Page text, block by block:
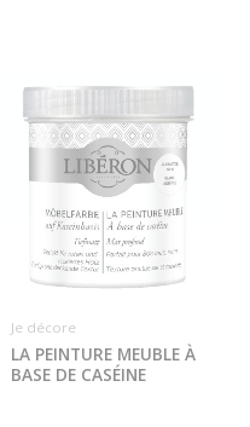
Je décore
LA PEINTURE MEUBLE À
BASE DE CASÉINE